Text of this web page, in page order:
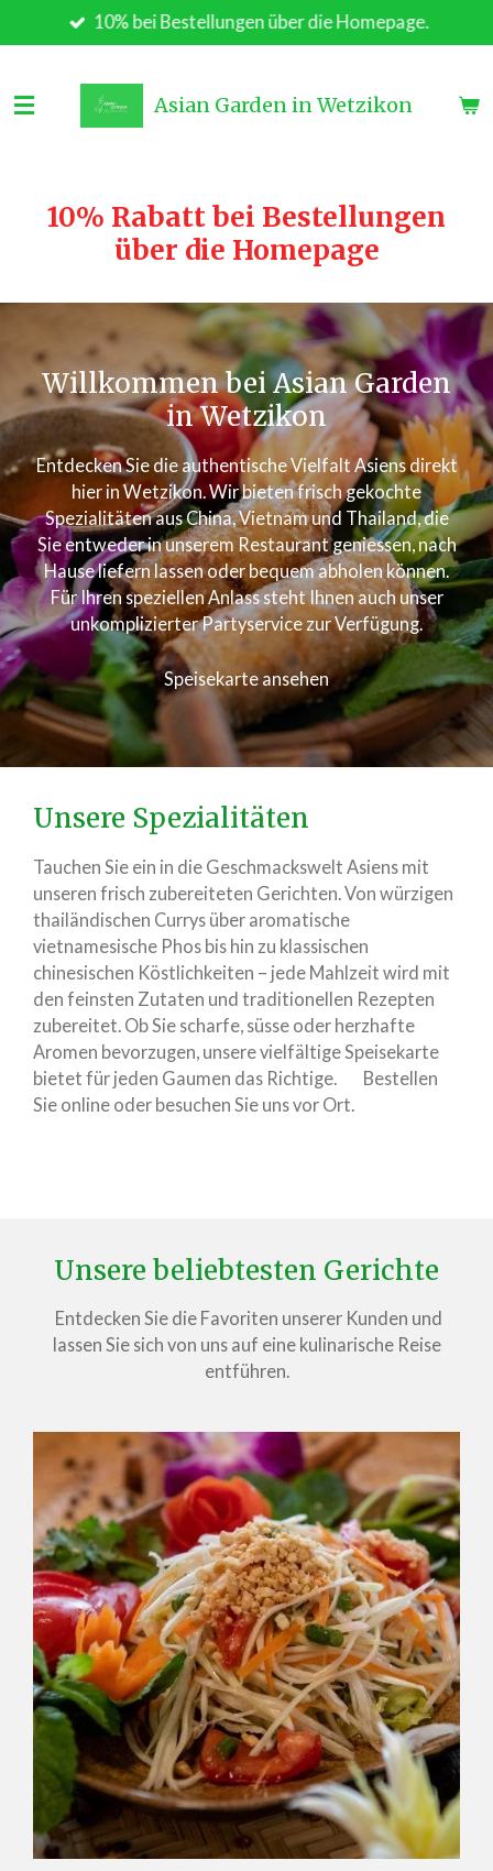
Hauptinhalt
10% bei Bestellungen über die Homepage.
Asian Garden in Wetzikon
10% Rabatt bei Bestellungen
über die Homepage
Willkommen bei Asian Garden
in Wetzikon
Entdecken Sie die authentische Vielfalt Asiens direkt
hier in Wetzikon. Wir bieten frisch gekochte
Spezialitäten aus China, Vietnam und Thailand, die
Sie entweder in unserem Restaurant geniessen, nach
Hause liefern lassen oder bequem abholen können.
Für Ihren speziellen Anlass steht Ihnen auch unser
unkomplizierter Partyservice zur Verfügung.
Speisekarte ansehen
Unsere Spezialitäten
Tauchen Sie ein in die Geschmackswelt Asiens mit
unseren frisch zubereiteten Gerichten. Von würzigen
thailändischen Currys über aromatische
vietnamesische Phos bis hin zu klassischen
chinesischen Köstlichkeiten – jede Mahlzeit wird mit
den feinsten Zutaten und traditionellen Rezepten
zubereitet. Ob Sie scharfe, süsse oder herzhafte
Aromen bevorzugen, unsere vielfältige Speisekarte
bietet für jeden Gaumen das Richtige. Bestellen
Sie online oder besuchen Sie uns vor Ort.
Unsere beliebtesten Gerichte
Entdecken Sie die Favoriten unserer Kunden und
lassen Sie sich von uns auf eine kulinarische Reise
entführen.